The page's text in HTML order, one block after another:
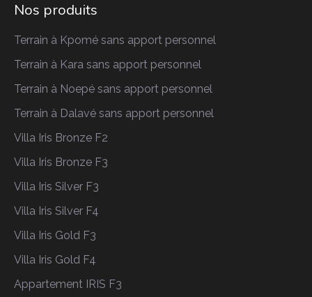
Nos produits
Terrain à Kpomé sans apport personnel
Terrain à Kara sans apport personnel
Terrain à Noepé sans apport personnel
Terrain à Dalavé sans apport personnel
Villa Iris Bronze F2
Villa Iris Bronze F3
Villa Iris Silver F3
Villa Iris Silver F4
Villa Iris Gold F3
Villa Iris Gold F4
Appartement IRIS F3